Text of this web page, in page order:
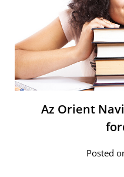
Az Orient
Posted